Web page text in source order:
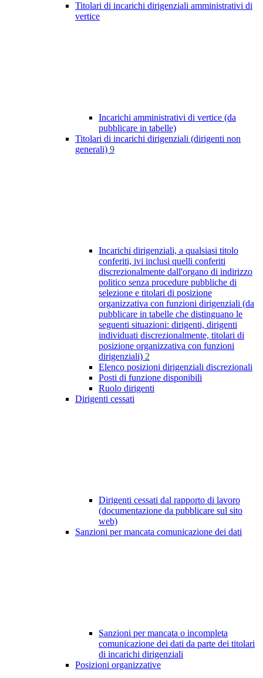
Titolari di incarichi dirigenziali amministrativi di
vertice
Incarichi amministrativi di vertice (da
pubblicare in tabelle)
Titolari di incarichi dirigenziali (dirigenti non
generali) 9
Incarichi dirigenziali, a qualsiasi titolo
conferiti, ivi inclusi quelli conferiti
discrezionalmente dall'organo di indirizzo
politico senza procedure pubbliche di
selezione e titolari di posizione
organizzativa con funzioni dirigenziali (da
pubblicare in tabelle che distinguano le
seguenti situazioni: dirigenti, dirigenti
individuati discrezionalmente, titolari di
posizione organizzativa con funzioni
dirigenziali) 2
Elenco posizioni dirigenziali discrezionali
Posti di funzione disponibili
Ruolo dirigenti
Dirigenti cessati
Dirigenti cessati dal rapporto di lavoro
(documentazione da pubblicare sul sito
web)
Sanzioni per mancata comunicazione dei dati
Sanzioni per mancata o incompleta
comunicazione dei dati da parte dei titolari
di incarichi dirigenziali
Posizioni organizzative